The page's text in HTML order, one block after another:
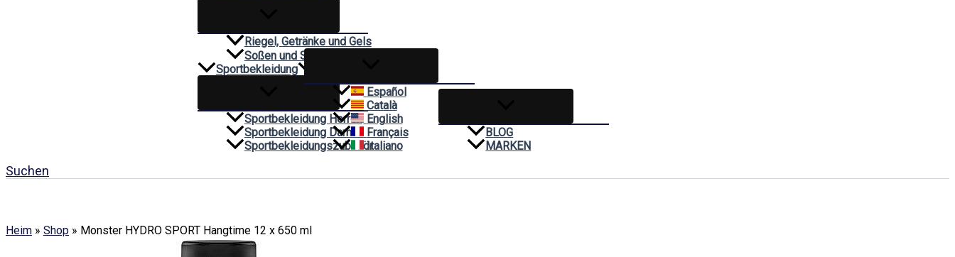
Riegel, Getränke und Gels
Soßen und Sahnen
Sportbekleidung
Sportbekleidung Herren
Sportbekleidung Damen
Sportbekleidungszubehör
Español
Català
English
Français
Italiano
BLOG
MARKEN
Suchen
Heim » Shop » Monster HYDRO SPORT Hangtime 12 x 650 ml